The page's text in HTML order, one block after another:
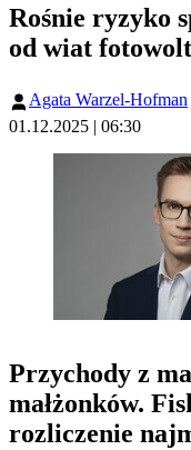
Rośnie ryzyko
od wiat
Agata Warzel-Hofman
01.12.2025 | 06:30
Przychody z
małżonków.
rozliczenie